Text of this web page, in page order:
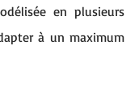
en plusieurs
à un maximum